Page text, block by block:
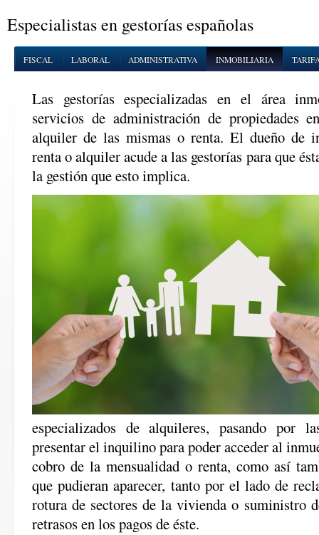
Especialistas en gestorías españolas
FISCAL LABORAL ADMINISTRATIVA INMOBILIARIA
Las gestorías especializadas en el área
servicios de administración de propiedades
alquiler de las mismas o renta. El dueño de
renta o alquiler acude a las gestorías para que
la gestión que esto implica.
especializados de alquileres, pasando por
presentar el inquilino para poder acceder al
cobro de la mensualidad o renta, como así
que pudieran aparecer, tanto por el lado de
rotura de sectores de la vivienda o suministro
retrasos en los pagos de éste.